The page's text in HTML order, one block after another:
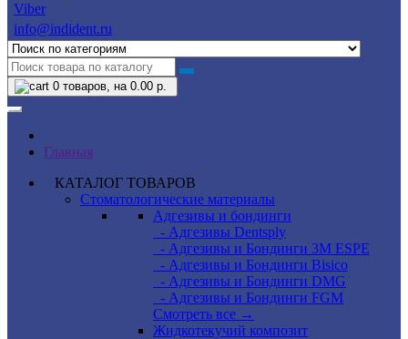
Viber
info@indident.ru
0 товаров, на 0.00 р.
Главная
КАТАЛОГ ТОВАРОВ
Стоматологические материалы
Адгезивы и бондинги
- Адгезивы Dentsply
- Адгезивы и Бондинги 3M ESPE
- Адгезивы и Бондинги Bisico
- Адгезивы и Бондинги DMG
- Адгезивы и Бондинги FGM
Смотреть все →
Жидкотекучий композит